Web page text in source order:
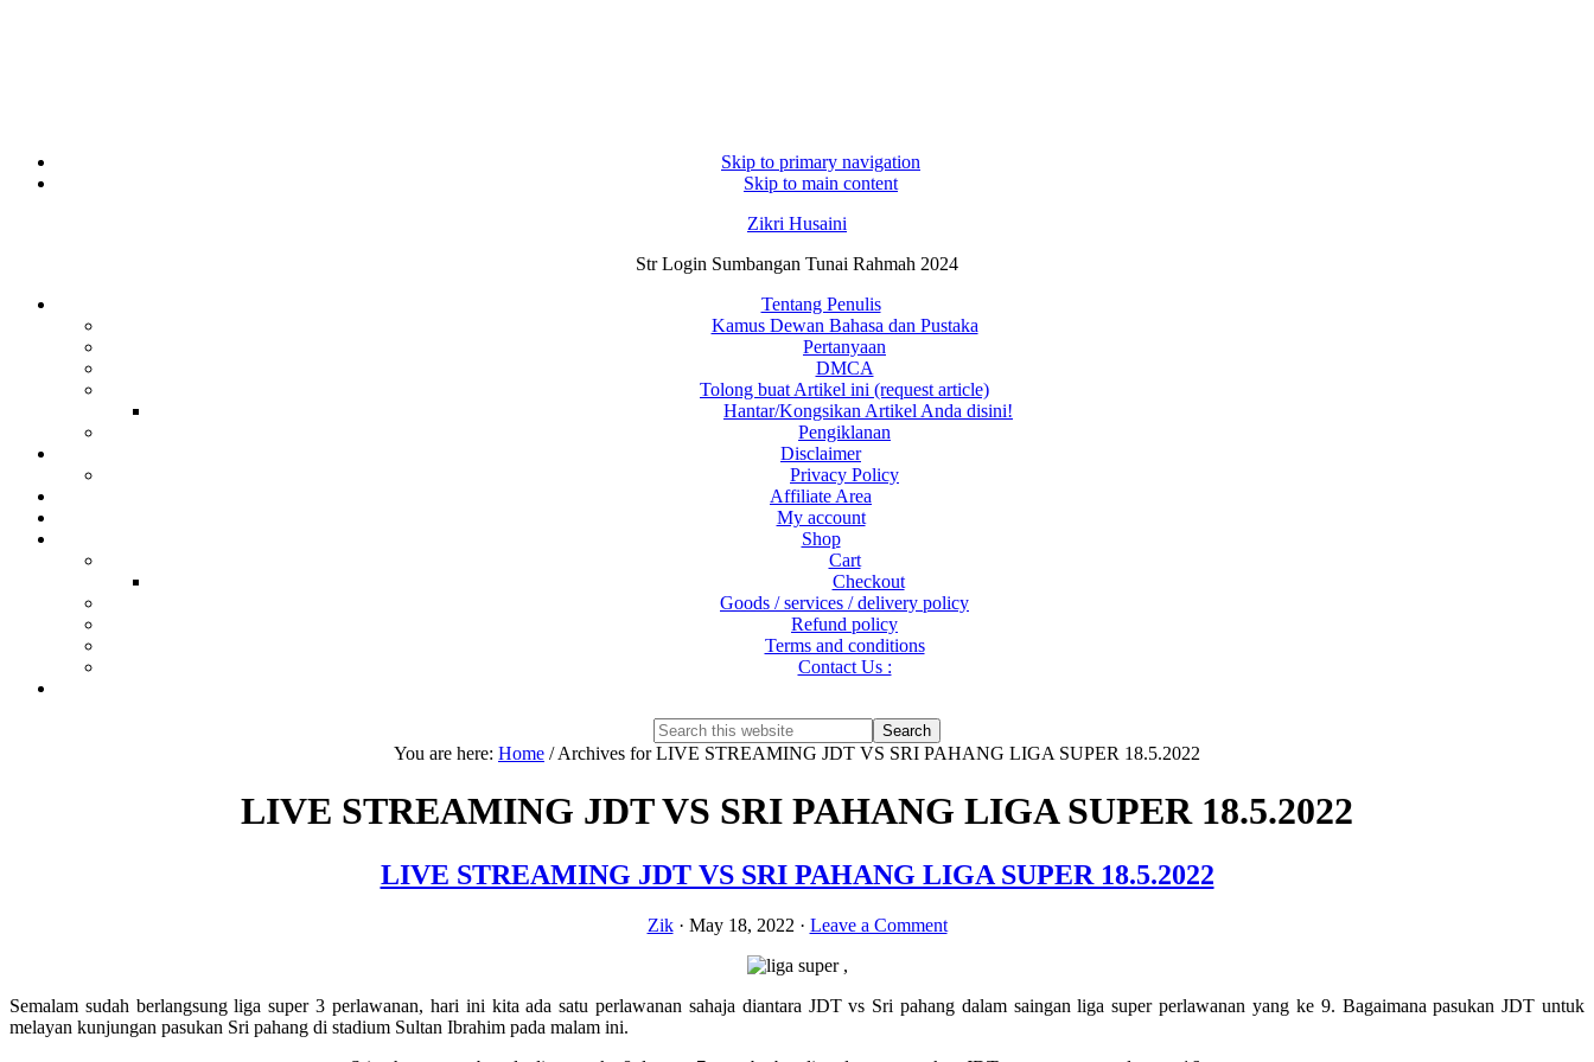
Skip to primary navigation
Skip to main content
Zikri Husaini
Str Login Sumbangan Tunai Rahmah 2024
Tentang Penulis
Kamus Dewan Bahasa dan Pustaka
Pertanyaan
DMCA
Tolong buat Artikel ini (request article)
Hantar/Kongsikan Artikel Anda disini!
Pengiklanan
Disclaimer
Privacy Policy
Affiliate Area
My account
Shop
Cart
Checkout
Goods / services / delivery policy
Refund policy
Terms and conditions
Contact Us :
Search
this
Hide
You are here: Home /Archives for LIVE STREAMING JDT VS SRI PAHANG LIGA SUPER 18.5.2022
LIVE STREAMING JDT VS SRI PAHANG LIGA SUPER 18.5.2022
LIVE STREAMING JDT VS SRI PAHANG LIGA SUPER 18.5.2022
Zik· May 18, 2022 · Leave a Comment
Semalam sudah berlangsung liga super 3 perlawanan, hari ini kita ada satu perlawanan sahaja diantara JDT vs Sri pahang dalam saingan liga super perlawanan yang ke 9. Bagaimana pasukan JDT untuk
melayan kunjungan pasukan Sri pahang di stadium Sultan Ibrahim pada malam ini.